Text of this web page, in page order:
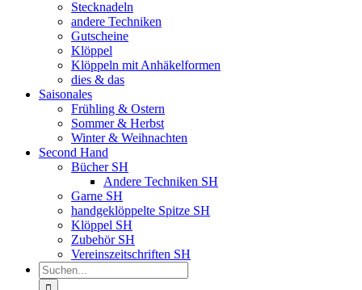
Stecknadeln
andere Techniken
Gutscheine
Klöppel
Klöppeln mit Anhäkelformen
dies & das
Saisonales
Frühling & Ostern
Sommer & Herbst
Winter & Weihnachten
Second Hand
Bücher SH
Andere Techniken SH
Garne SH
handgeklöppelte Spitze SH
Klöppel SH
Zubehör SH
Vereinszeitschriften SH
Suche
nach: